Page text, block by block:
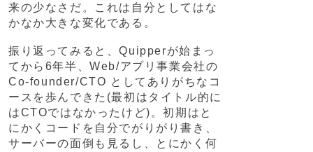
来の少なさだ。これは自分としてはな
かなか大きな変化である。
振り返ってみると、Quipperが始まっ
てから6年半、Web/アプリ事業会社の
Co-founder/CTO としてありがちなコ
ースを歩んできた(最初はタイトル的に
はCTOではなかったけど)。初期はと
にかくコードを自分でがりがり書き、
サーバーの面倒も見るし、とにかく何